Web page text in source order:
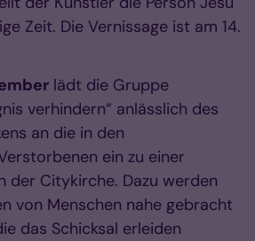
Zeit. Die Vernissage ist am 14.
lädt die Gruppe
verhindern“ anlässlich des
an die in den
ein zu einer
der Citykirche. Dazu werden
von Menschen nahe gebracht
das Schicksal erleiden